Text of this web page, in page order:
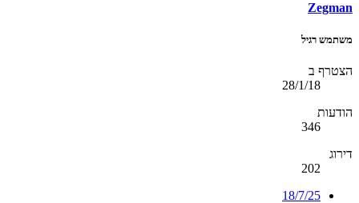
Zegman
משתמש רגיל
הצטרף ב
28/1/18
הודעות
346
דירוג
202
18/7/25